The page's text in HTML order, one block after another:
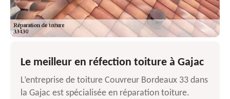
Le meilleur en réfection toiture à Gajac
L’entreprise de toiture Couvreur Bordeaux 33 dans
la Gajac est spécialisée en réparation toiture.